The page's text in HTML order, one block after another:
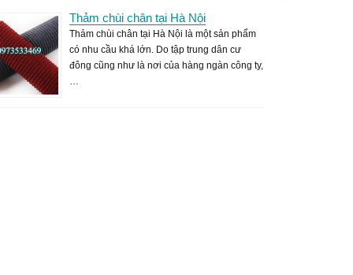
Thảm chùi chân tại Hà Nội
Thảm chùi chân tại Hà Nội là một sản phẩm
có nhu cầu khá lớn. Do tập trung dân cư
đông cũng như là nơi của hàng ngàn công ty,
…